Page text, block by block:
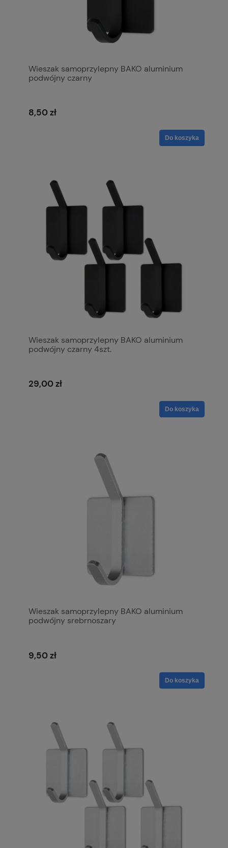
Wieszak samoprzylepny BAKO aluminium
podwójny czarny
8,50 zł
Do koszyka
Wieszak samoprzylepny BAKO aluminium
podwójny czarny 4szt.
29,00 zł
Do koszyka
Wieszak samoprzylepny BAKO aluminium
podwójny srebrnoszary
9,50 zł
Do koszyka